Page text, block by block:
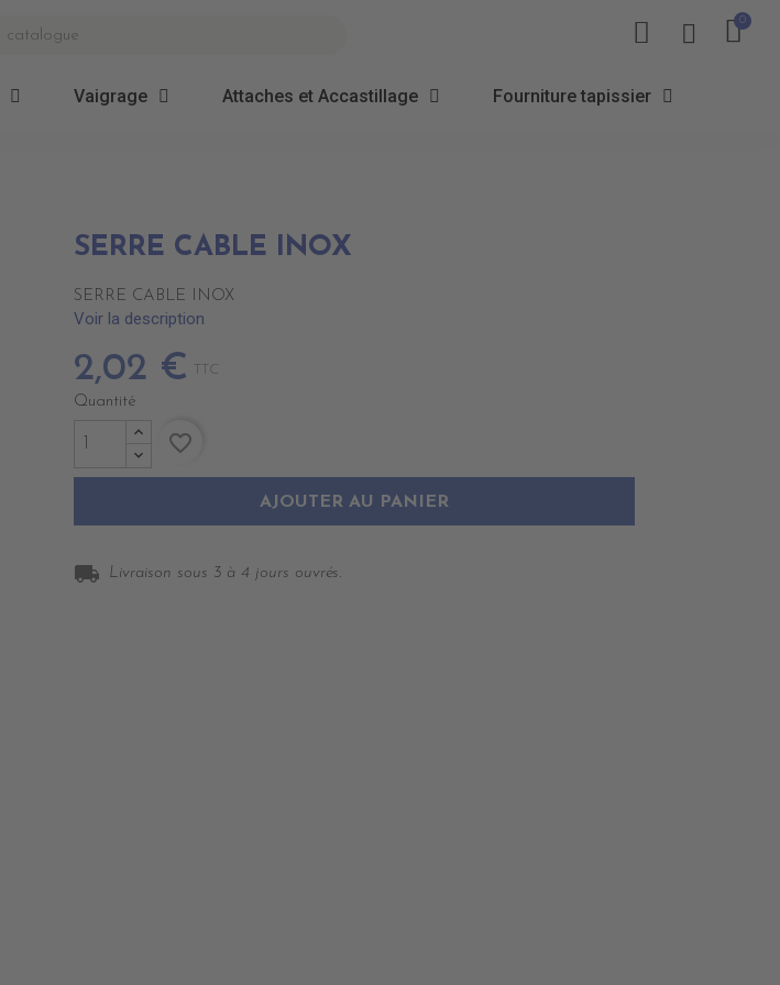
Vaigrage Attaches et Accastillage Fourniture tapissier
SERRE CABLE INOX
SERRE CABLE INOX
Voir la description
2,02 € TTC
Quantité
AJOUTER AU PANIER
favorite_border
local_shipping Livraison sous 3 à 4 jours ouvrés.